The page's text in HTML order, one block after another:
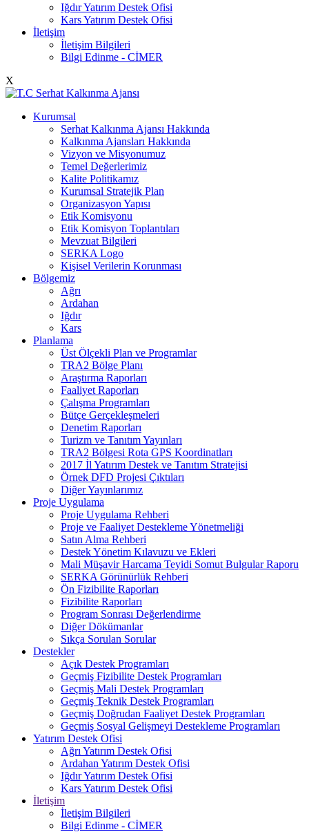
Iğdır Yatırım Destek Ofisi
Kars Yatırım Destek Ofisi
İletişim
İletişim Bilgileri
Bilgi Edinme - CİMER
X
Kurumsal
Serhat Kalkınma Ajansı Hakkında
Kalkınma Ajansları Hakkında
Vizyon ve Misyonumuz
Temel Değerlerimiz
Kalite Politikamız
Kurumsal Stratejik Plan
Organizasyon Yapısı
Etik Komisyonu
Etik Komisyon Toplantıları
Mevzuat Bilgileri
SERKA Logo
Kişisel Verilerin Korunması
Bölgemiz
Ağrı
Ardahan
Iğdır
Kars
Planlama
Üst Ölçekli Plan ve Programlar
TRA2 Bölge Planı
Araştırma Raporları
Faaliyet Raporları
Çalışma Programları
Bütçe Gerçekleşmeleri
Denetim Raporları
Turizm ve Tanıtım Yayınları
TRA2 Bölgesi Rota GPS Koordinatları
2017 İl Yatırım Destek ve Tanıtım Stratejisi
Örnek DFD Projesi Çıktıları
Diğer Yayınlarımız
Proje Uygulama
Proje Uygulama Rehberi
Proje ve Faaliyet Destekleme Yönetmeliği
Satın Alma Rehberi
Destek Yönetim Kılavuzu ve Ekleri
Mali Müşavir Harcama Teyidi Somut Bulgular Raporu
SERKA Görünürlük Rehberi
Ön Fizibilite Raporları
Fizibilite Raporları
Program Sonrası Değerlendirme
Diğer Dökümanlar
Sıkça Sorulan Sorular
Destekler
Açık Destek Programları
Geçmiş Fizibilite Destek Programları
Geçmiş Mali Destek Programları
Geçmiş Teknik Destek Programları
Geçmiş Doğrudan Faaliyet Destek Programları
Geçmiş Sosyal Gelişmeyi Destekleme Programları
Yatırım Destek Ofisi
Ağrı Yatırım Destek Ofisi
Ardahan Yatırım Destek Ofisi
Iğdır Yatırım Destek Ofisi
Kars Yatırım Destek Ofisi
İletişim
İletişim Bilgileri
Bilgi Edinme - CİMER